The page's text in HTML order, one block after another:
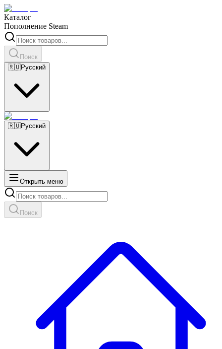
Каталог
Пополнение Steam
Поиск
🇷🇺Русский
🇷🇺Русский
Открыть меню
Поиск